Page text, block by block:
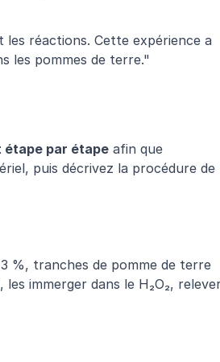
les réactions. Cette expérience a
les pommes de terre."
étape par étape afin que
puis décrivez la procédure de
%, tranches de pomme de terre
immerger dans le H₂O₂,